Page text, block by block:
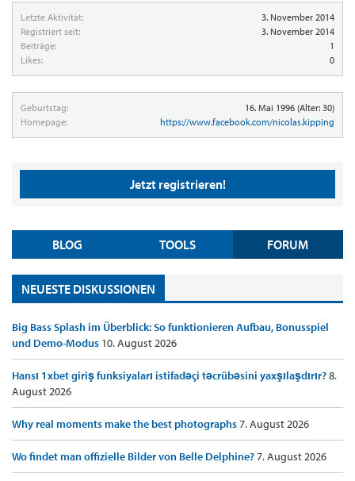
Letzte Aktivität:
3. November 2014
Registriert seit:
3. November 2014
Beiträge:
1
Likes:
0
Geburtstag: 16. Mai 1996 (Alter: 30)
Homepage:
https://www.facebook.com/nicolas.kipping
Jetzt registrieren!
BLOG TOOLS FORUM
NEUESTE DISKUSSIONEN
Big Bass Splash im Überblick: So funktionieren Aufbau, Bonusspiel
und Demo-Modus 10. August 2026
Hansı 1xbet giriş funksiyaları istifadəçi təcrübəsini yaxşılaşdırır?8.
August 2026
Why real moments make the best photographs7. August 2026
Wo findet man offizielle Bilder von Belle Delphine?7. August 2026